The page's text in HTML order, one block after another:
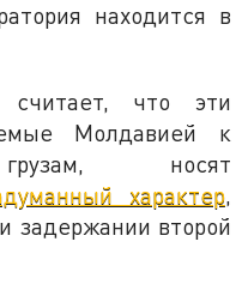
находится в
считает, что эти
Молдавией к
грузам, носят
характер,
задержании второй